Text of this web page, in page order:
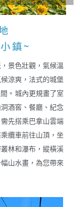
鎮~
景色壯觀，氣候溫
涼爽，法式的城堡
。城內更規畫了室
酒窖、餐廳、紀念
先搭乘巴拿山雲端
纜車前往山頂，坐
林和瀑布，縱橫溪
山水畫，為您帶來